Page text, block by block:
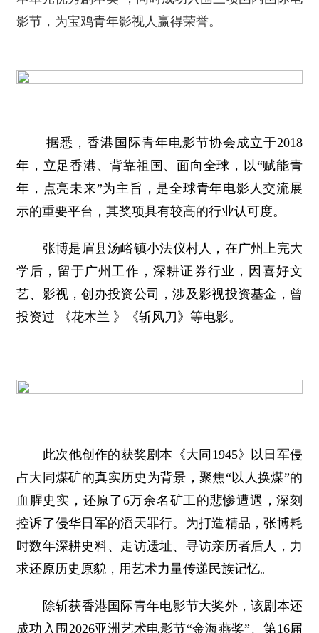
影节，为宝鸡青年影视人赢得荣誉。
据悉，香港国际青年电影节协会成立于2018
年，立足香港、背靠祖国、面向全球，以“赋能青
年，点亮未来”为主旨，是全球青年电影人交流展
示的重要平台，其奖项具有较高的行业认可度。
张博是眉县汤峪镇小法仪村人，在广州上完大
学后，留于广州工作，深耕证券行业，因喜好文
艺、影视，创办投资公司，涉及影视投资基金，曾
投资过 《花木兰 》《斩风刀》等电影。
此次他创作的获奖剧本《大同1945》以日军侵
占大同煤矿的真实历史为背景，聚焦“以人换煤”的
血腥史实，还原了6万余名矿工的悲惨遭遇，深刻
控诉了侵华日军的滔天罪行。为打造精品，张博耗
时数年深耕史料、走访遗址、寻访亲历者后人，力
求还原历史原貌，用艺术力量传递民族记忆。
除斩获香港国际青年电影节大奖外，该剧本还
成功入围2026亚洲艺术电影节“金海燕奖”、第16届